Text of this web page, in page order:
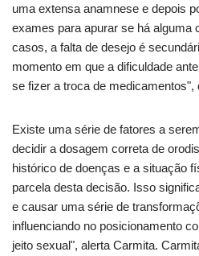
uma extensa anamnese e depois
exames para apurar se há alguma
casos, a falta de desejo é
momento em que a dificuldade
se fizer a troca de medicamentos",
Existe uma série de fatores a
decidir a dosagem correta de
histórico de doenças e a situação
parcela desta decisão. Isso
e causar uma série de
influenciando no posicionamento
jeito sexual", alerta Carmita.